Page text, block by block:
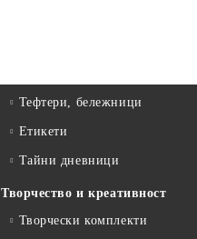
Тефтери, бележници
Етикети
Тайни дневници
Творчество и креативност
Творчески комплекти